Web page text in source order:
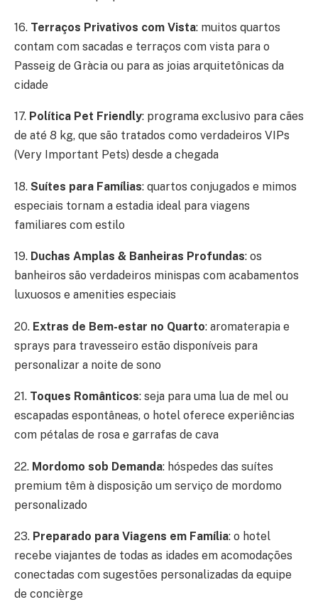
16. Terraços Privativos com Vista: muitos quartos
contam com sacadas e terraços com vista para o
Passeig de Gràcia ou para as joias arquitetônicas da
cidade
17. Política Pet Friendly: programa exclusivo para cães
de até 8 kg, que são tratados como verdadeiros VIPs
(Very Important Pets) desde a chegada
18. Suítes para Famílias: quartos conjugados e mimos
especiais tornam a estadia ideal para viagens
familiares com estilo
19. Duchas Amplas & Banheiras Profundas: os
banheiros são verdadeiros minispas com acabamentos
luxuosos e amenities especiais
20. Extras de Bem-estar no Quarto: aromaterapia e
sprays para travesseiro estão disponíveis para
personalizar a noite de sono
21. Toques Românticos: seja para uma lua de mel ou
escapadas espontâneas, o hotel oferece experiências
com pétalas de rosa e garrafas de cava
22. Mordomo sob Demanda: hóspedes das suítes
premium têm à disposição um serviço de mordomo
personalizado
23. Preparado para Viagens em Família: o hotel
recebe viajantes de todas as idades em acomodações
conectadas com sugestões personalizadas da equipe
de concièrge